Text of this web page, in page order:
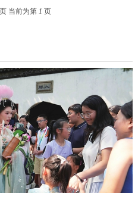
页 当前为第 1 页